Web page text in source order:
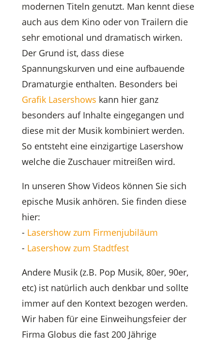
modernen Titeln genutzt. Man kennt diese
auch aus dem Kino oder von Trailern die
sehr emotional und dramatisch wirken.
Der Grund ist, dass diese
Spannungskurven und eine aufbauende
Dramaturgie enthalten. Besonders bei
Grafik Lasershows kann hier ganz
besonders auf Inhalte eingegangen und
diese mit der Musik kombiniert werden.
So entsteht eine einzigartige Lasershow
welche die Zuschauer mitreißen wird.
In unseren Show Videos können Sie sich
epische Musik anhören. Sie finden diese
hier:
- Lasershow zum Firmenjubiläum
- Lasershow zum Stadtfest
Andere Musik (z.B. Pop Musik, 80er, 90er,
etc) ist natürlich auch denkbar und sollte
immer auf den Kontext bezogen werden.
Wir haben für eine Einweihungsfeier der
Firma Globus die fast 200 Jährige